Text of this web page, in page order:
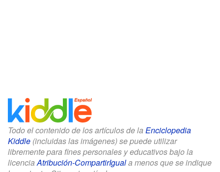
Todo el contenido de los artículos de la Enciclopedia
Kiddle (incluidas las imágenes) se puede utilizar
libremente para fines personales y educativos bajo la
licenciaAtribución-CompartirIguala menos que se indique